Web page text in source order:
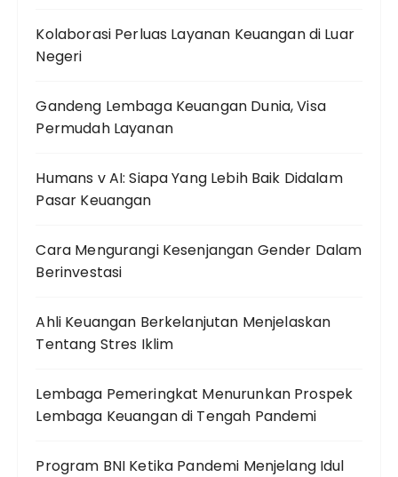
Kolaborasi Perluas Layanan Keuangan di Luar
Negeri
Gandeng Lembaga Keuangan Dunia, Visa
Permudah Layanan
Humans v AI: Siapa Yang Lebih Baik Didalam
Pasar Keuangan
Cara Mengurangi Kesenjangan Gender Dalam
Berinvestasi
Ahli Keuangan Berkelanjutan Menjelaskan
Tentang Stres Iklim
Lembaga Pemeringkat Menurunkan Prospek
Lembaga Keuangan di Tengah Pandemi
Program BNI Ketika Pandemi Menjelang Idul